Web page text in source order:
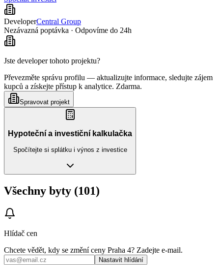
DeveloperCentral Group
Nezávazná poptávka · Odpovíme do 24h
Jste developer tohoto projektu?
Převezměte správu profilu — aktualizujte informace, sledujte zájem
kupců a získejte přístup k analytice. Zdarma.
Spravovat projekt
Hypoteční a investiční kalkulačka
Spočítejte si splátku i výnos z investice
Všechny byty (101)
Hlídač cen
Chcete vědět, kdy se změní ceny Praha 4? Zadejte e‑mail.
Nastavit hlídání